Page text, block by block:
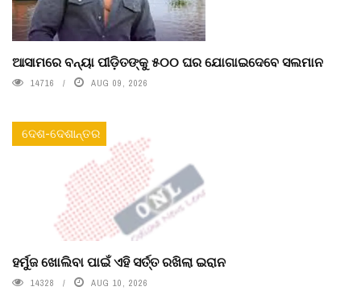
ଆସାମରେ ବନ୍ୟା ପୀଡ଼ିତଙ୍କୁ ୫୦୦ ଘର ଯୋଗାଇଦେବେ ସଲମାନ
14716 AUG 09, 2026
ଦେଶ-ଦେଶାନ୍ତର
ହର୍ମୁଜ ଖୋଲିବା ପାଇଁ ଏହି ସର୍ତ୍ତ ରଖିଲା ଇରାନ
14328 AUG 10, 2026